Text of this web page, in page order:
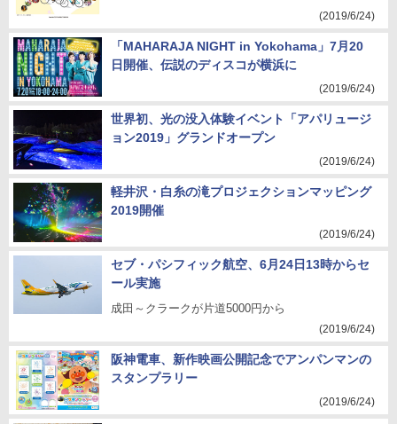
(2019/6/24)
「MAHARAJA NIGHT in Yokohama」7月20
日開催、伝説のディスコが横浜に
(2019/6/24)
世界初、光の没入体験イベント「アパリュージ
ョン2019」グランドオープン
(2019/6/24)
軽井沢・白糸の滝プロジェクションマッピング
2019開催
(2019/6/24)
セブ・パシフィック航空、6月24日13時からセ
ール実施
成田～クラークが片道5000円から
(2019/6/24)
阪神電車、新作映画公開記念でアンパンマンの
スタンプラリー
(2019/6/24)